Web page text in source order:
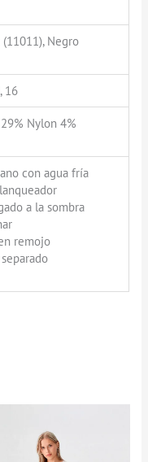
Negro
16
Nylon 4%
con agua fría
a la sombra
remojo